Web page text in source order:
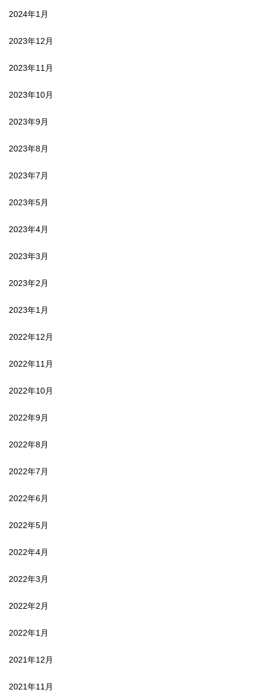
2024年1月
2023年12月
2023年11月
2023年10月
2023年9月
2023年8月
2023年7月
2023年5月
2023年4月
2023年3月
2023年2月
2023年1月
2022年12月
2022年11月
2022年10月
2022年9月
2022年8月
2022年7月
2022年6月
2022年5月
2022年4月
2022年3月
2022年2月
2022年1月
2021年12月
2021年11月